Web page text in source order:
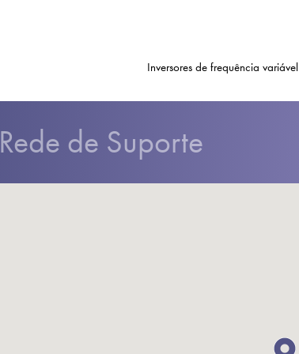
Inversores de frequência variável
Rede de Suporte